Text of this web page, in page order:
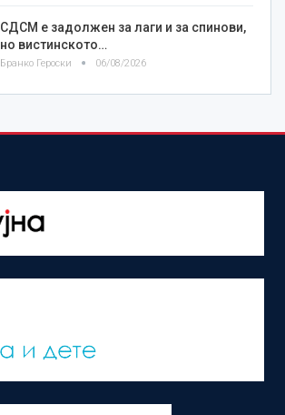
СДСМ е задолжен за лаги и за спинови,
но вистинското…
Бранко Героски 06/08/2026